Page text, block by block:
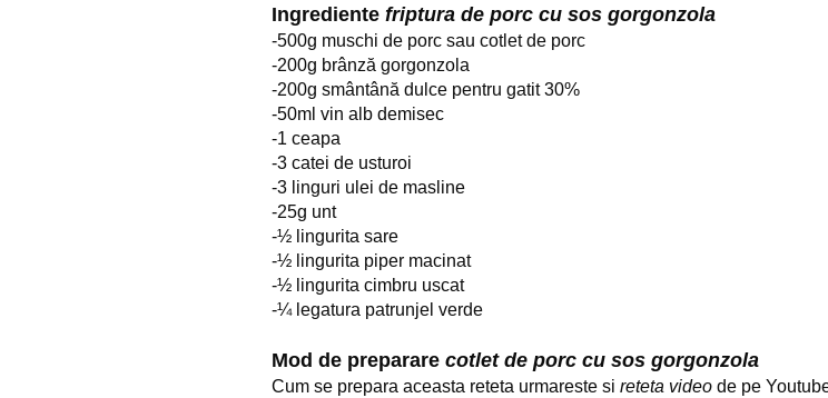
Ingrediente friptura de porc cu sos gorgonzola
-500g muschi de porc sau cotlet de porc
-200g brânză gorgonzola
-200g smântână dulce pentru gatit 30%
-50ml vin alb demisec
-1 ceapa
-3 catei de usturoi
-3 linguri ulei de masline
-25g unt
-½ lingurita sare
-½ lingurita piper macinat
-½ lingurita cimbru uscat
-¼ legatura patrunjel verde
Mod de preparare cotlet de porc cu sos gorgonzola
Cum se prepara aceasta reteta urmareste si reteta video de pe